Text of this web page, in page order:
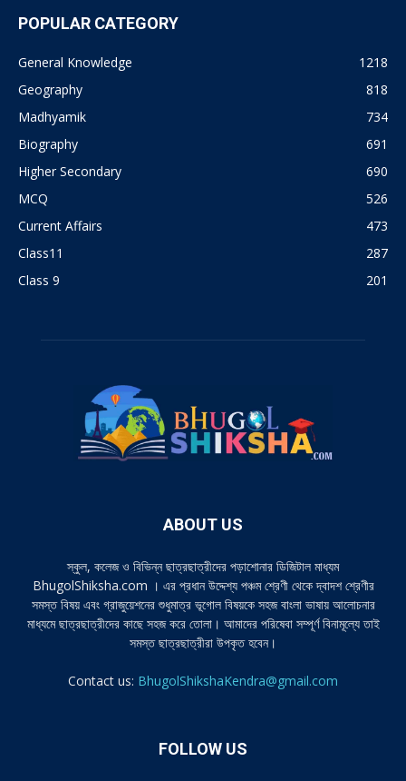
POPULAR CATEGORY
General Knowledge
1218
Geography
818
Madhyamik
734
Biography
691
Higher Secondary
690
MCQ
526
Current Affairs
473
Class11
287
Class 9
201
ABOUT US
স্কুল, কলেজ ও বিভিন্ন ছাত্রছাত্রীদের পড়াশোনার ডিজিটাল মাধ্যম
BhugolShiksha.com । এর প্রধান উদ্দেশ্য পঞ্চম শ্রেণী থেকে দ্বাদশ শ্রেণীর
সমস্ত বিষয় এবং গ্রাজুয়েশনের শুধুমাত্র ভূগোল বিষয়কে সহজ বাংলা ভাষায় আলোচনার
মাধ্যমে ছাত্রছাত্রীদের কাছে সহজ করে তোলা। আমাদের পরিষেবা সম্পূর্ণ বিনামূল্যে তাই
সমস্ত ছাত্রছাত্রীরা উপকৃত হবেন।
Contact us: BhugolShikshaKendra@gmail.com
FOLLOW US